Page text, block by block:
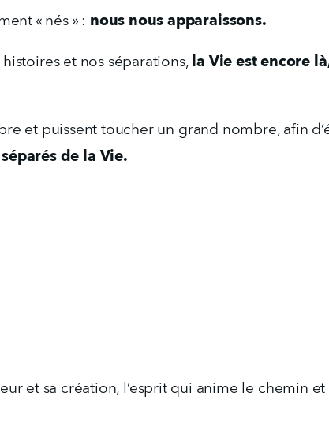
« nés » : nous nous apparaissons.
et nos séparations, la Vie est encore
et puissent toucher un grand nombre, afin
de la Vie.
et sa création, l’esprit qui anime le chemin